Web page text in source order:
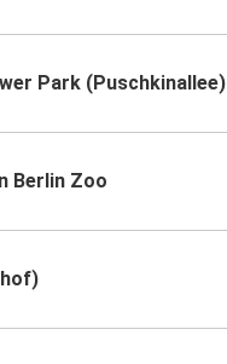
Park (Puschkinallee)
Berlin Zoo